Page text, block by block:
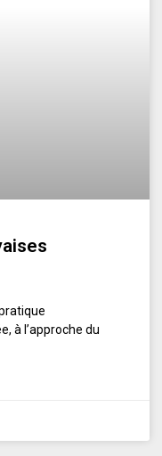
à l’approche du